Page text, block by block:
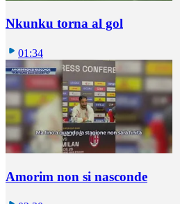
Nkunku torna al gol
01:34
Amorim non si nasconde